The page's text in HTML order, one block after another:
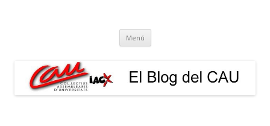
Menú Vés
contingut